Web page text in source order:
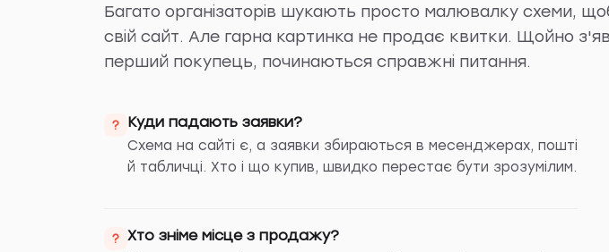
Багато організаторів шукають просто малювалку схеми,
свій сайт. Але гарна картинка не продає квитки. Щойно
перший покупець, починаються справжні питання.
? Куди падають заявки?
Схема на сайті є, а заявки збираються в месенджерах, пошті
й табличці. Хто і що купив, швидко перестає бути зрозумілим.
? Хто зніме місце з продажу?